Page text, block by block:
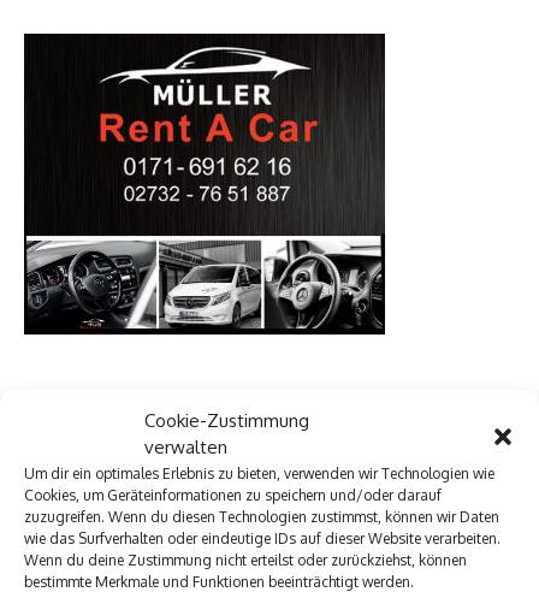
Cookie-Zustimmung
verwalten
Um dir ein optimales Erlebnis zu bieten, verwenden wir Technologien wie
Cookies, um Geräteinformationen zu speichern und/oder darauf
zuzugreifen. Wenn du diesen Technologien zustimmst, können wir Daten
wie das Surfverhalten oder eindeutige IDs auf dieser Website verarbeiten.
Wenn du deine Zustimmung nicht erteilst oder zurückziehst, können
bestimmte Merkmale und Funktionen beeinträchtigt werden.